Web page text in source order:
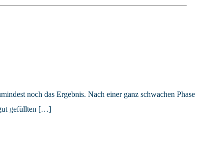
noch das Ergebnis. Nach einer ganz schwachen Phase
gut gefüllten […]